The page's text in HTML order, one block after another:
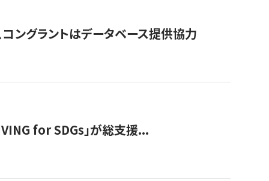
ングラントはデータベース提供協力
for SDGs」が総支援...